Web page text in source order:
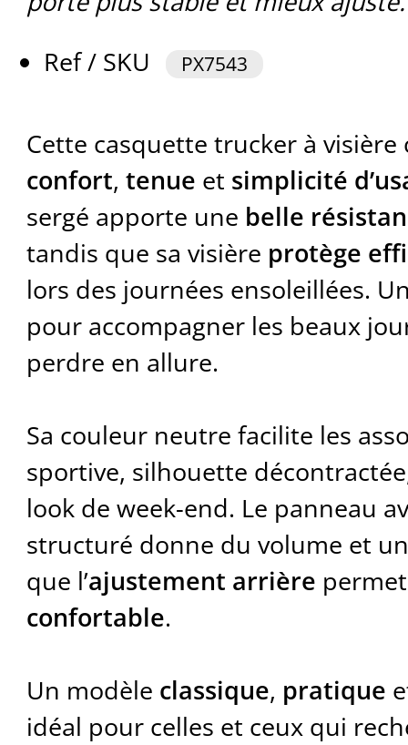
Ref / SKU
PX7543
Cette casquette trucker à
confort, tenue et simplicité
sergé apporte une belle
tandis que sa visière protège
lors des journées ensoleillées.
pour accompagner les beaux
perdre en allure.
Sa couleur neutre facilite les
sportive, silhouette
look de week-end. Le panneau
structuré donne du volume et
que l’ajustement arrière
confortable.
Un modèle classique, pratique
idéal pour celles et ceux qui